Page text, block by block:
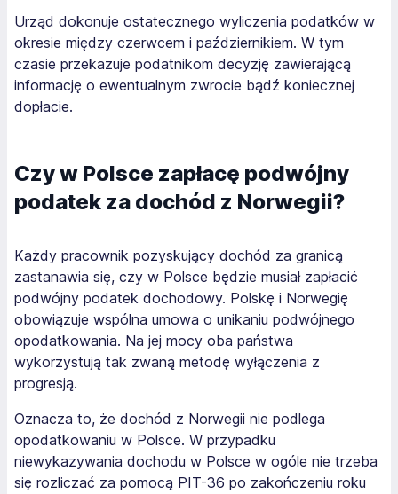
Urząd dokonuje ostatecznego wyliczenia podatków w
okresie między czerwcem i październikiem. W tym
czasie przekazuje podatnikom decyzję zawierającą
informację o ewentualnym zwrocie bądź koniecznej
dopłacie.
Czy w Polsce zapłacę podwójny
podatek za dochód z Norwegii?
Każdy pracownik pozyskujący dochód za granicą
zastanawia się, czy w Polsce będzie musiał zapłacić
podwójny podatek dochodowy. Polskę i Norwegię
obowiązuje wspólna umowa o unikaniu podwójnego
opodatkowania. Na jej mocy oba państwa
wykorzystują tak zwaną metodę wyłączenia z
progresją.
Oznacza to, że dochód z Norwegii nie podlega
opodatkowaniu w Polsce. W przypadku
niewykazywania dochodu w Polsce w ogóle nie trzeba
się rozliczać za pomocą PIT-36 po zakończeniu roku